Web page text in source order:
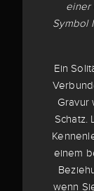
einer
Symbol
Ein
Gravur
Schatz.
einem
wenn